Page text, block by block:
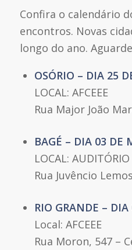
Confira o calendário
encontros. Novas
longo do ano.
OSÓRIO – DIA 25
LOCAL: AFCEEE
Rua Major João
BAGÉ – DIA 03 DE
LOCAL: AUDITÓRIO
Rua Juvêncio
RIO GRANDE –
Local: AFCEEE
Rua Moron, 547 –